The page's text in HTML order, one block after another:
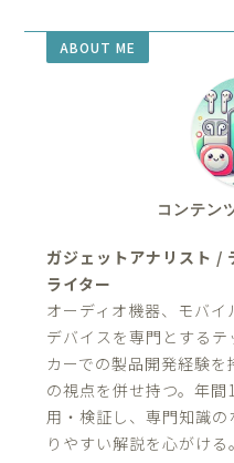
ABOUT ME
コンテン
ガジェットアナリスト /
ライター
オーディオ機器、モバ
デバイスを専門とする
カーでの製品開発経験
の視点を併せ持つ。年
用・検証し、専門知識
りやすい解説を心がける。